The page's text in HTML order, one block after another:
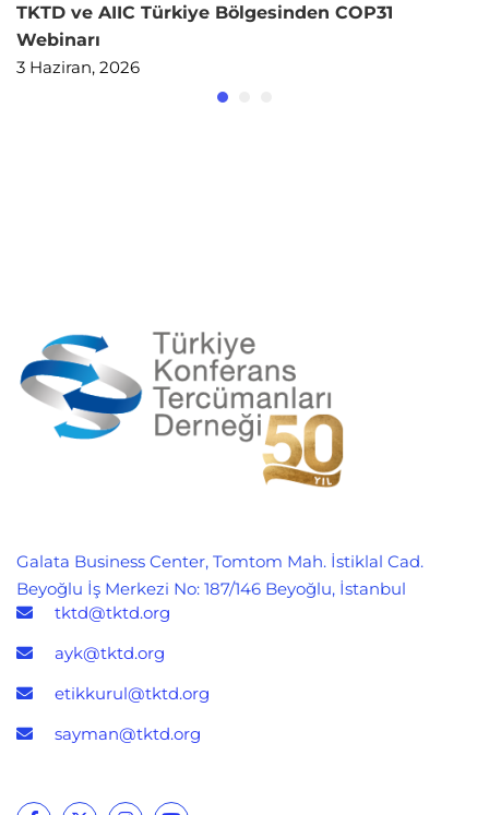
TKTD ve AIIC Türkiye Bölgesinden COP31
Webinarı
3 Haziran, 2026
Galata Business Center, Tomtom Mah. İstiklal Cad.
Beyoğlu İş Merkezi No: 187/146 Beyoğlu, İstanbul
tktd@tktd.org
ayk@tktd.org
etikkurul@tktd.org
sayman@tktd.org